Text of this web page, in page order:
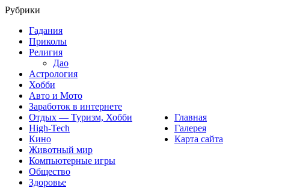
Главная
Галерея
Карта сайта
Рубрики
Гадания
Приколы
Религия
Дао
Астрология
Хобби
Авто и Мото
Заработок в интернете
Отдых — Туризм, Хобби
High-Tech
Кино
Животный мир
Компьютерные игры
Общество
Здоровье